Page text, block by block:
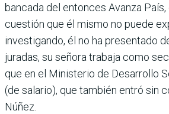
bancada del entonces Avanza País,
cuestión que él mismo no puede
investigando, él no ha presen­tado
juradas, su señora trabaja como
que en el Minis­terio de Desarrollo
(de salario), que tam­bién entró sin
Núñez.